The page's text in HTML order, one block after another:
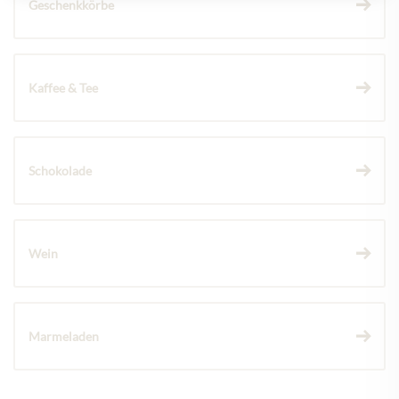
Geschenkkörbe
Kaffee & Tee
Schokolade
Wein
Marmeladen